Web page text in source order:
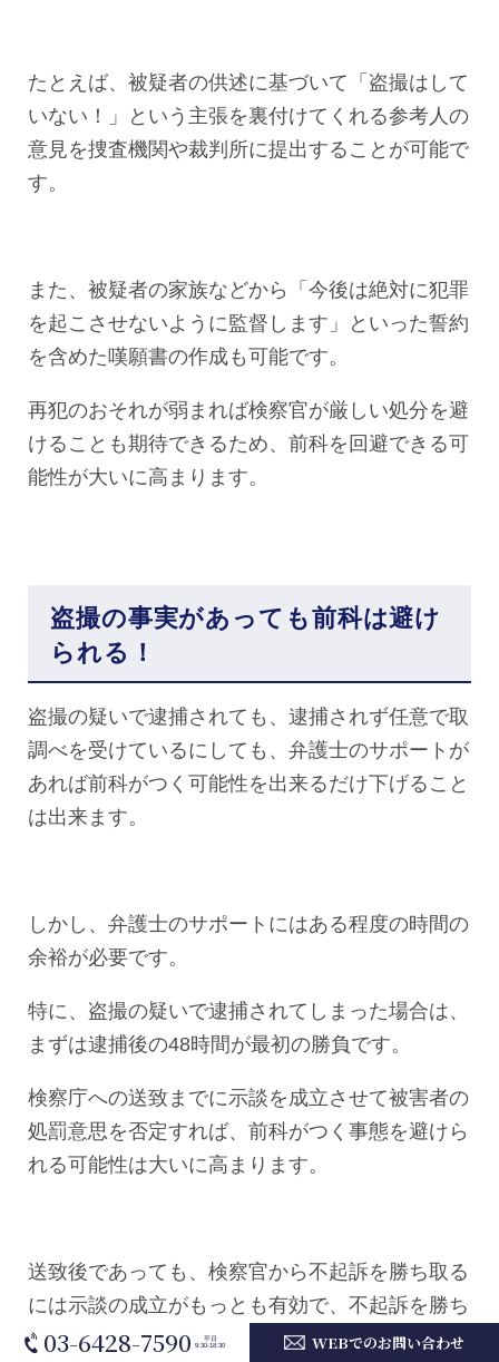
たとえば、被疑者の供述に基づいて「盗撮はして
いない！」という主張を裏付けてくれる参考人の
意見を捜査機関や裁判所に提出することが可能で
す。
また、被疑者の家族などから「今後は絶対に犯罪
を起こさせないように監督します」といった誓約
を含めた嘆願書の作成も可能です。
再犯のおそれが弱まれば検察官が厳しい処分を避
けることも期待できるため、前科を回避できる可
能性が大いに高まります。
盗撮の事実があっても前科は避け
られる！
盗撮の疑いで逮捕されても、逮捕されず任意で取
調べを受けているにしても、弁護士のサポートが
あれば前科がつく可能性を出来るだけ下げること
は出来ます。
しかし、弁護士のサポートにはある程度の時間の
余裕が必要です。
特に、盗撮の疑いで逮捕されてしまった場合は、
まずは逮捕後の48時間が最初の勝負です。
検察庁への送致までに示談を成立させて被害者の
処罰意思を否定すれば、前科がつく事態を避けら
れる可能性は大いに高まります。
送致後であっても、検察官から不起訴を勝ち取る
には示談の成立がもっとも有効で、不起訴を勝ち
取る証拠の収集も弁護士のサポートは不可欠で
03-6428-7590
平日
9:30-18:30
WEBでのお問い合わせ